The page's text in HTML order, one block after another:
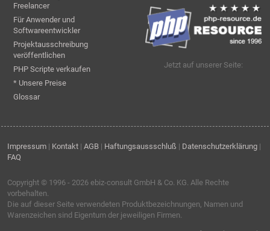
Freelancer
Für Anwender und
Softwareentwickler
Projektausschreibung
veröffentlichen
PHP Scripte verkaufen
* Unsere Preise
Glossar
Jetzt auf unserer Seite:
Impressum | Kontakt | AGB | Haftungsaussschluß | Datenschutzerklärung |
FAQ
Copyright © 1996 - 2026 ebiz-consult GmbH & Co. KG. Alle Rechte
vorbehalten.
Die auf dieser Seite verwendeten Produktbezeichnungen, Namen und
Warenzeichen sind Eigentum der jeweiligen Firmen.